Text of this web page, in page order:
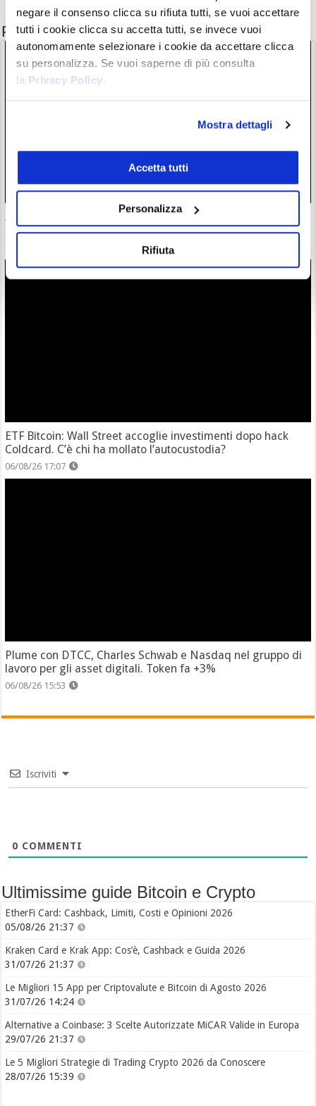
negare il consenso clicca su rifiuta tutti, se vuoi accettare
tutti i cookie clicca su accetta tutti, se invece vuoi
autonomamente selezionare i cookie da accettare clicca
su personalizza. Se vuoi saperne di più consulta
la Privacy Policy.
Mostra dettagli
Accetta tutti
Personalizza
Rifiuta
Potrebbe interessarti anche
30 milioni in crypto rubate con attacchi violenti. Francia
guida classifica della vergogna
ETF Bitcoin: Wall Street accoglie investimenti dopo hack
Coldcard. C’è chi ha mollato l’autocustodia?
06/08/26 17:07
Plume con DTCC, Charles Schwab e Nasdaq nel gruppo di
lavoro per gli asset digitali. Token fa +3%
06/08/26 15:53
Iscriviti
0 COMMENTI
Ultimissime guide Bitcoin e Crypto
EtherFi Card: Cashback, Limiti, Costi e Opinioni 2026
05/08/26 21:37
Kraken Card e Krak App: Cos’è, Cashback e Guida 2026
31/07/26 21:37
Le Migliori 15 App per Criptovalute e Bitcoin di Agosto 2026
31/07/26 14:24
Alternative a Coinbase: 3 Scelte Autorizzate MiCAR Valide in Europa
29/07/26 21:37
Le 5 Migliori Strategie di Trading Crypto 2026 da Conoscere
28/07/26 15:39